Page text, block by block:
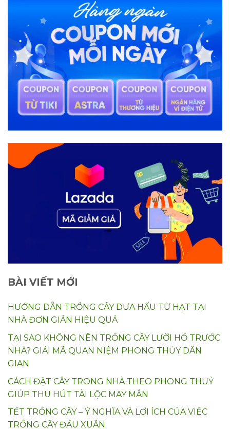
BÀI VIẾT MỚI
HƯỚNG DẪN TRỒNG CÂY DƯA HẤU TỪ HẠT TẠI
NHÀ ĐƠN GIẢN HIỆU QUẢ
TẠI SAO KHÔNG NÊN TRỒNG CÂY LƯỠI HỔ TRƯỚC
NHÀ? GIẢI MÃ QUAN NIỆM PHONG THỦY DÂN
GIAN
CÁCH ĐẶT CÂY TRONG NHÀ THEO PHONG THUỶ
GIÚP THU HÚT TÀI LỘC MAY MẮN
TẾT TRỒNG CÂY – Ý NGHĨA VÀ LỢI ÍCH CỦA VIỆC
TRỒNG CÂY ĐẦU XUÂN